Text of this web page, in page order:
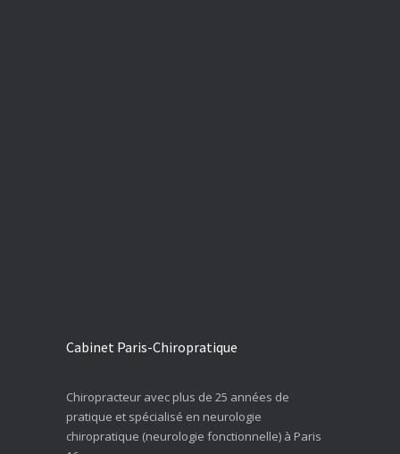
Cabinet Paris-Chiropratique
Chiropracteur avec plus de 25 années de
pratique et spécialisé en neurologie
chiropratique (neurologie fonctionnelle) à Paris